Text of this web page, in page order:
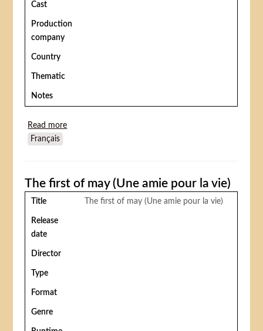
Cast
Production
company
Country
Thematic
Notes
Read more
Français
The first of may (Une amie pour la vie)
Title The first of may (Une amie pour la vie)
Release
date
Director
Type
Format
Genre